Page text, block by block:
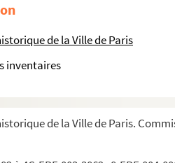
de la Ville de Paris
inventaires
de la Ville de Paris.